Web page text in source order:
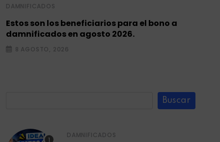
DAMNIFICADOS
Estos son los beneficiarios para el bono a
damnificados en agosto 2026.
8 AGOSTO, 2026
Buscar
DAMNIFICADOS